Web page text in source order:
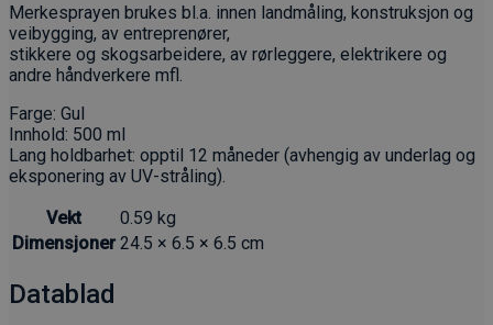
Merkesprayen brukes bl.a. innen landmåling, konstruksjon og
veibygging, av entreprenører,
stikkere og skogsarbeidere, av rørleggere, elektrikere og
andre håndverkere mfl.
Farge: Gul
Innhold: 500 ml
Lang holdbarhet: opptil 12 måneder (avhengig av underlag og
eksponering av UV-stråling).
Vekt
0.59 kg
Dimensjoner 24.5 × 6.5 × 6.5 cm
Datablad